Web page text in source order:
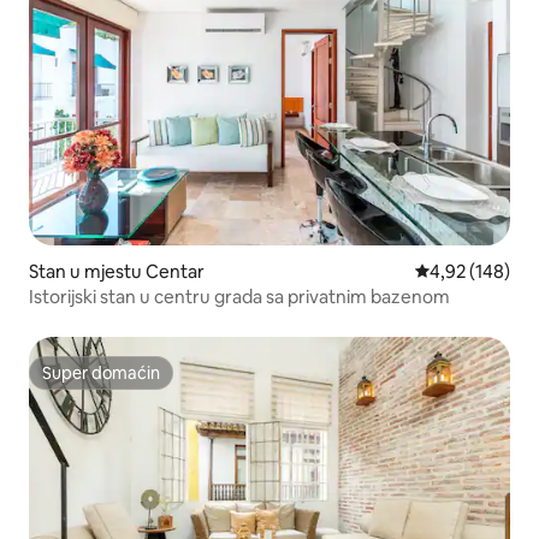
Stan u mjestu Centar prosječna
4,92 (148)
Istorijski stan u centru grada sa privatnim bazenom
Super domaćin
Super domaćin